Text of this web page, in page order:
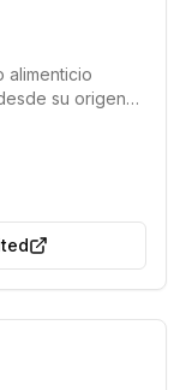
alimenticio
su origen
y promover
duradera.